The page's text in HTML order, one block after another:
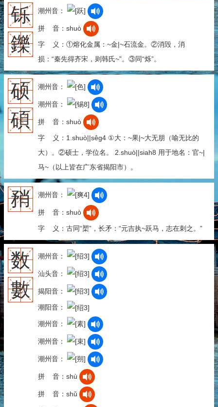
铄
鑠
潮州音：
拼 音：shuò
字 义：①熔化金属：~金|~石流金。②消毁，消
损：“秦先得齐宋，则韩氏~”。③同“烁”。
硕
碩
潮州音：
潮州音：
拼 音：shuò
字 义：1.shuò||sêg4 ①大：~果|~大无朋（喻无比的
大）。②硕士，学位名。 2.shuò||siah8 用于地名：官~|
马~（以上皆在广东省揭阳市）。
矟 潮州音：
拼 音：shuò
字 义：古同“槊”，长矛：“元吉执~跃马，志在刺之。”
数
數
潮州音：
汕头音：
揭阳音：
潮阳音：
潮州音：
潮州音：
潮州音：
拼 音：shù
拼 音：shǔ